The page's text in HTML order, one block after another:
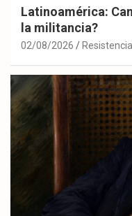
Latinoamérica:
la militancia?
02/08/2026